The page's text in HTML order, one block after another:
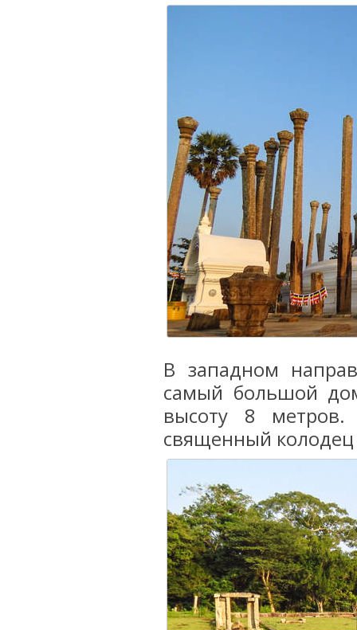
В западном
самый большой
высоту 8
священный